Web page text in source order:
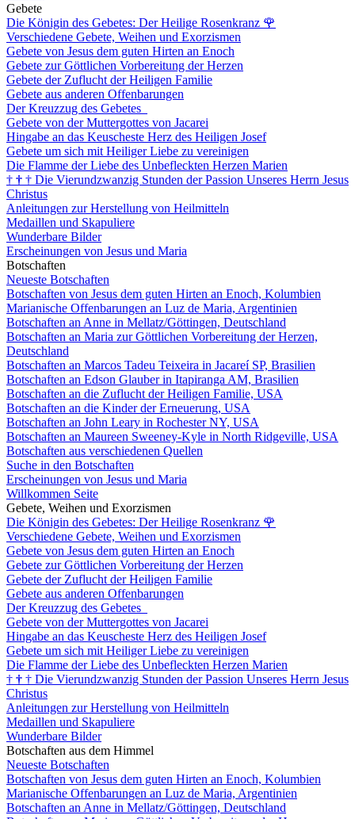
Gebete
Die Königin des Gebetes: Der Heilige Rosenkranz 🌹
Verschiedene Gebete, Weihen und Exorzismen
Gebete von Jesus dem guten Hirten an Enoch
Gebete zur Göttlichen Vorbereitung der Herzen
Gebete der Zuflucht der Heiligen Familie
Gebete aus anderen Offenbarungen
Der Kreuzzug des Gebetes
Gebete von der Muttergottes von Jacarei
Hingabe an das Keuscheste Herz des Heiligen Josef
Gebete um sich mit Heiliger Liebe zu vereinigen
Die Flamme der Liebe des Unbefleckten Herzen Marien
† † † Die Vierundzwanzig Stunden der Passion Unseres Herrn Jesus
Christus
Anleitungen zur Herstellung von Heilmitteln
Medaillen und Skapuliere
Wunderbare Bilder
Erscheinungen von Jesus und Maria
Botschaften
Neueste Botschaften
Botschaften von Jesus dem guten Hirten an Enoch, Kolumbien
Marianische Offenbarungen an Luz de Maria, Argentinien
Botschaften an Anne in Mellatz/Göttingen, Deutschland
Botschaften an Maria zur Göttlichen Vorbereitung der Herzen,
Deutschland
Botschaften an Marcos Tadeu Teixeira in Jacareí SP, Brasilien
Botschaften an Edson Glauber in Itapiranga AM, Brasilien
Botschaften an die Zuflucht der Heiligen Familie, USA
Botschaften an die Kinder der Erneuerung, USA
Botschaften an John Leary in Rochester NY, USA
Botschaften an Maureen Sweeney-Kyle in North Ridgeville, USA
Botschaften aus verschiedenen Quellen
Suche in den Botschaften
Erscheinungen von Jesus und Maria
Willkommen Seite
Gebete, Weihen und Exorzismen
Die Königin des Gebetes: Der Heilige Rosenkranz 🌹
Verschiedene Gebete, Weihen und Exorzismen
Gebete von Jesus dem guten Hirten an Enoch
Gebete zur Göttlichen Vorbereitung der Herzen
Gebete der Zuflucht der Heiligen Familie
Gebete aus anderen Offenbarungen
Der Kreuzzug des Gebetes
Gebete von der Muttergottes von Jacarei
Hingabe an das Keuscheste Herz des Heiligen Josef
Gebete um sich mit Heiliger Liebe zu vereinigen
Die Flamme der Liebe des Unbefleckten Herzen Marien
† † † Die Vierundzwanzig Stunden der Passion Unseres Herrn Jesus
Christus
Anleitungen zur Herstellung von Heilmitteln
Medaillen und Skapuliere
Wunderbare Bilder
Botschaften aus dem Himmel
Neueste Botschaften
Botschaften von Jesus dem guten Hirten an Enoch, Kolumbien
Marianische Offenbarungen an Luz de Maria, Argentinien
Botschaften an Anne in Mellatz/Göttingen, Deutschland